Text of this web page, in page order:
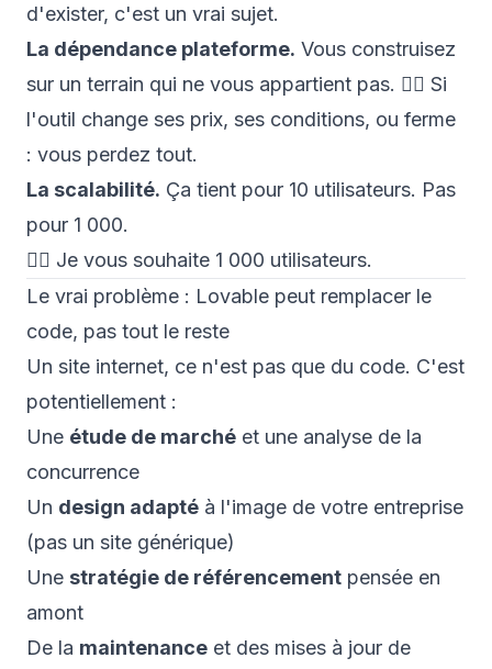
d'exister, c'est un vrai sujet.
La dépendance plateforme. Vous construisez
sur un terrain qui ne vous appartient pas. 👉🏼 Si
l'outil change ses prix, ses conditions, ou ferme
: vous perdez tout.
La scalabilité. Ça tient pour 10 utilisateurs. Pas
pour 1 000.
👉🏼 Je vous souhaite 1 000 utilisateurs.
Le vrai problème : Lovable peut remplacer le
code, pas tout le reste
Un site internet, ce n'est pas que du code. C'est
potentiellement :
Une étude de marché et une analyse de la
concurrence
Un design adapté à l'image de votre entreprise
(pas un site générique)
Une stratégie de référencement pensée en
amont
De la maintenance et des mises à jour de